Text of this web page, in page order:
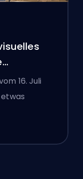
Patch
16. Juli